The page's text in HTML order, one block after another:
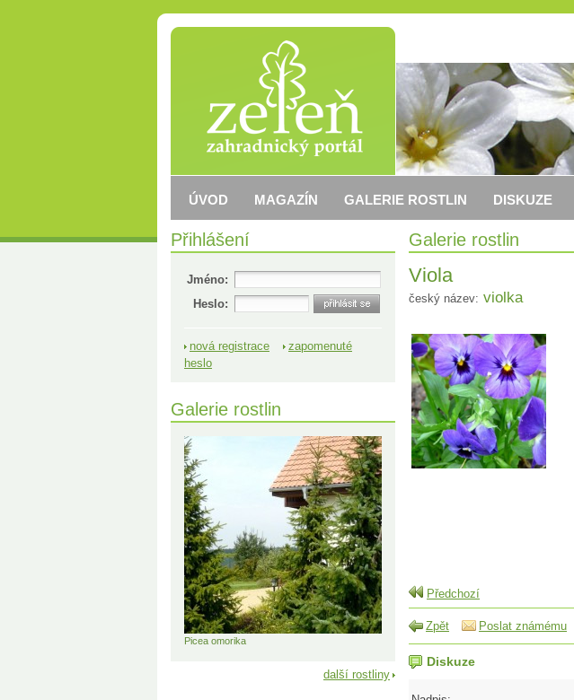
Galerie rostlin
Viola
český název: violka
Předchozí
Zpět Poslat známému
Diskuze
Přihlášení
Jméno:
Heslo:
nová registrace
zapomenuté
heslo
Galerie rostlin
Picea omorika
další rostliny
ÚVOD MAGAZÍN GALERIE ROSTLIN DISKUZE